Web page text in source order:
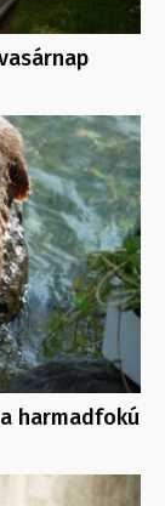
harmadfokú